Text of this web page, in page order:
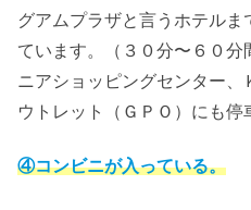
グアムプラザと言うホテル
ています。（３０分〜６０
ニアショッピングセンター
ウトレット（ＧＰＯ）にも停
④コンビニが入っている。